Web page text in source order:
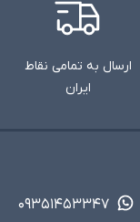
ارسال به تمامی نقاط
ایران
۰۹۳۵۱۴۵۳۳۴۷